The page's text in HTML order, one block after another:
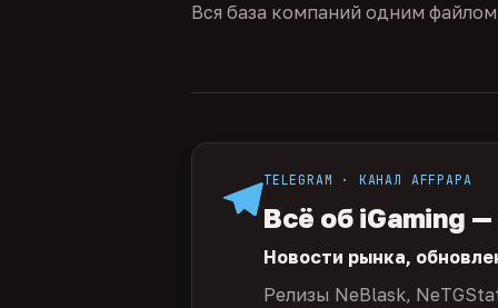
Вся база компаний одним
TELEGRAM · КАНАЛ AFFPAPA
Всё об iGaming
Новости рынка,
Релизы NeBlask,